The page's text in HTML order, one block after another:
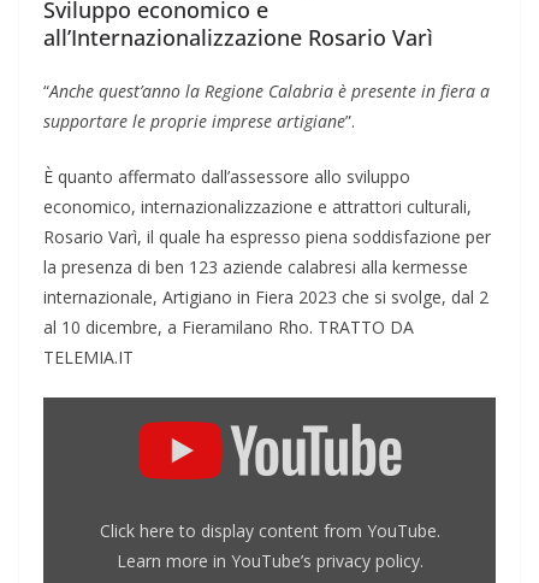
Sviluppo economico e
all’Internazionalizzazione Rosario Varì
“Anche quest’anno la Regione Calabria è presente in fiera a
supportare le proprie imprese artigiane”.
È quanto affermato dall’assessore allo sviluppo
economico, internazionalizzazione e attrattori culturali,
Rosario Varì, il quale ha espresso piena soddisfazione per
la presenza di ben 123 aziende calabresi alla kermesse
internazionale, Artigiano in Fiera 2023 che si svolge, dal 2
al 10 dicembre, a Fieramilano Rho. TRATTO DA
TELEMIA.IT
Click here to display content from YouTube.
Learn more in YouTube’s privacy policy.